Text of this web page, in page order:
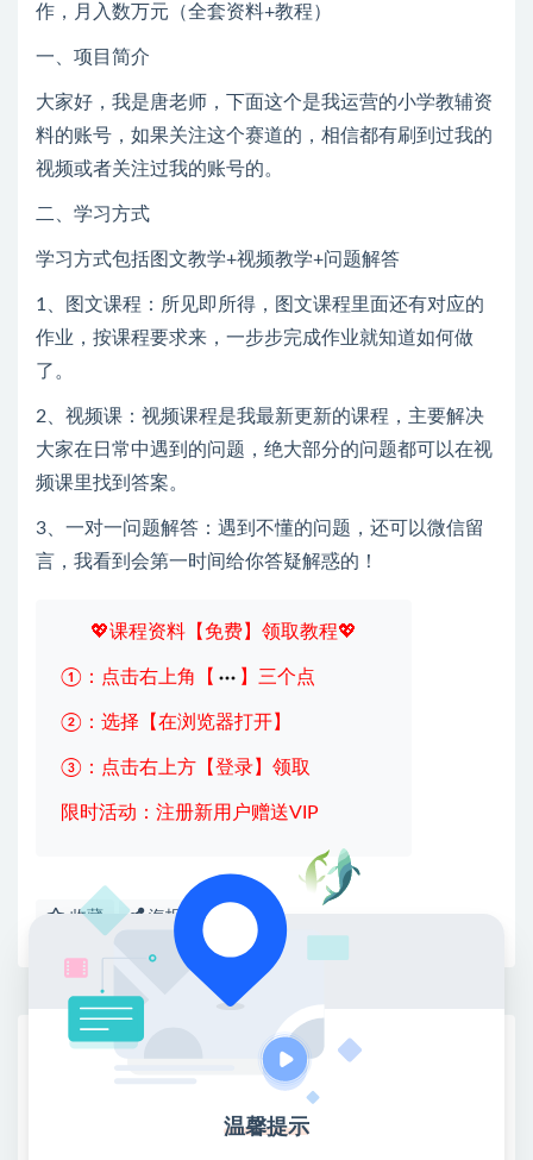
一、项目简介
大家好，我是唐老师，下面这个是我运营的小学教辅资
料的账号，如果关注这个赛道的，相信都有刷到过我的
视频或者关注过我的账号的。
二、学习方式
学习方式包括图文教学+视频教学+问题解答
1、图文课程：所见即所得，图文课程里面还有对应的
作业，按课程要求来，一步步完成作业就知道如何做
了。
2、视频课：视频课程是我最新更新的课程，主要解决
大家在日常中遇到的问题，绝大部分的问题都可以在视
频课里找到答案。
3、一对一问题解答：遇到不懂的问题，还可以微信留
言，我看到会第一时间给你答疑解惑的！
💖课程资料【免费】领取教程💖
①：点击右上角【 】三个点
②：选择【在浏览器打开】
③：点击右上方【登录】领取
限时活动：注册新用户赠送VIP
收藏 海报 链接
网赚基地简介
❤本站：本站整合多方资源站，主要面向互联网创业
温馨提示